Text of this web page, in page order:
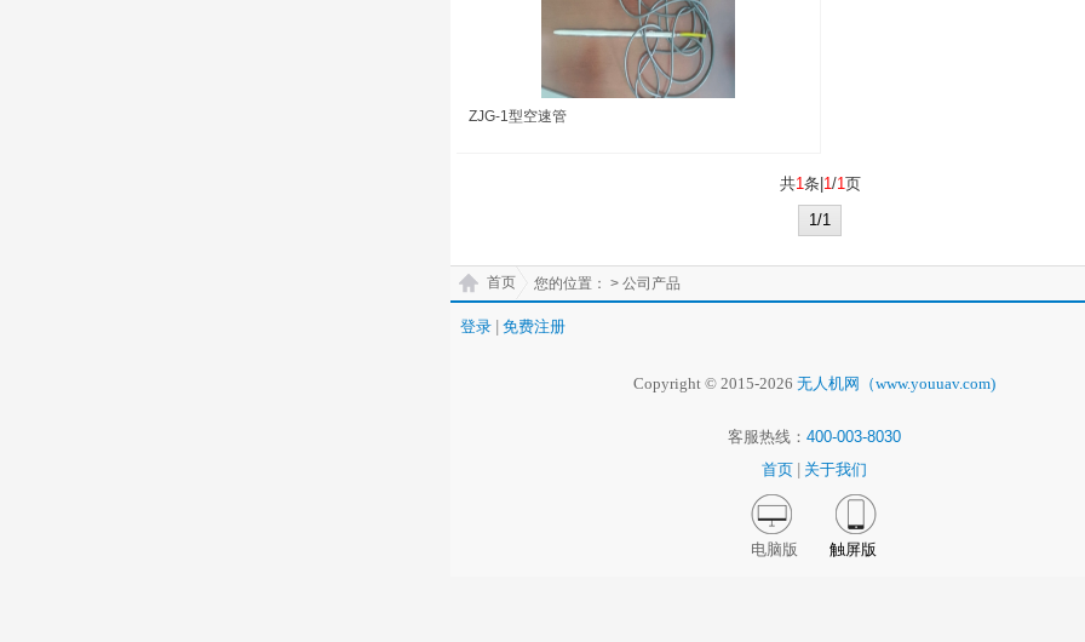
ZJG-1型空速管
共1条| 1/1页
1/1
您的位置：
首页 > 公司产品
登录 免费注册
Copyright © 2015-2026 无人机网（www.youuav.com)
客服热线： 400-003-8030
首页
关于我们
电脑版 触屏版